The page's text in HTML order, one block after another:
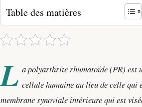
Table des matières
L a polyarthrite rhumatoïde (PR) est
cellule humaine au lieu de celle qui
membrane synoviale intérieure qui est